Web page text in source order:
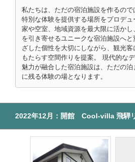
私たちは、ただの宿泊施設を作るので
特別な体験を提供する場所をプロデュ
家や空室、地域資源を最大限に活か
を引き寄せるユニークな宿泊施設へ
ざした個性を大切にしながら、観光
もたらす空間作りを提案。 現代的な
魅力が融合した宿泊施設は、ただの
に残る体験の場となります。
2022年12月：開館 Cool-villa 飛騨